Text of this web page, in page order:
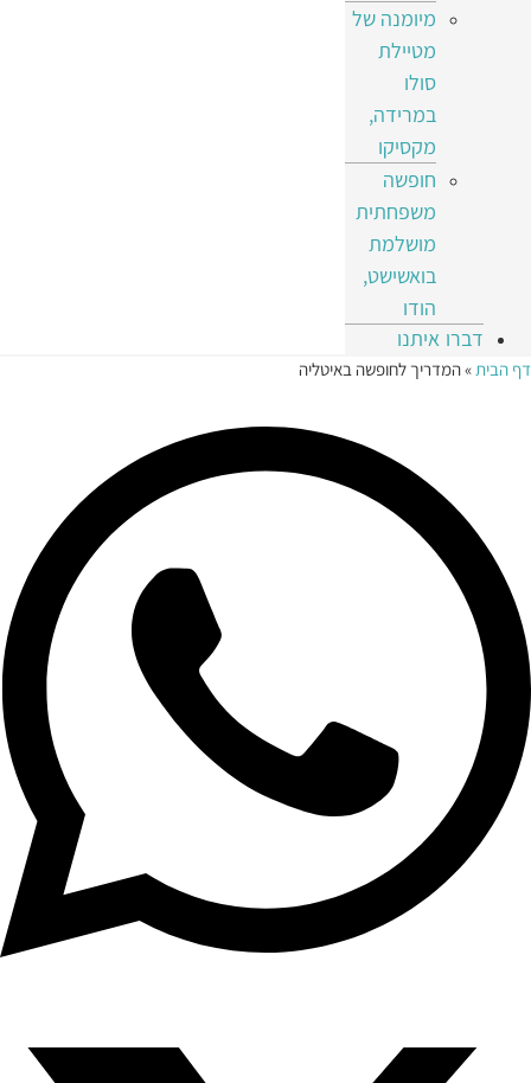
מיומנה של
מטיילת
סולו
במרידה,
מקסיקו
חופשה
משפחתית
מושלמת
בואשישט,
הודו
דברו איתנו
דף הבית »המדריך לחופשה באיטליה